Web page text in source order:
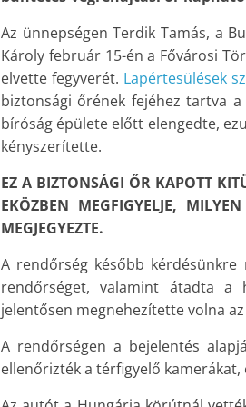
Az ünnepségen Terdik Tamás, a
Károly február 15-én a Fővárosi
elvette fegyverét. Lapértesülések
biztonsági őrének fejéhez tartva
bíróság épülete előtt elengedte,
kényszerítette.
EZ A BIZTONSÁGI ŐR KAPOTT
EKÖZBEN MEGFIGYELJE,
MEGJEGYEZTE.
A rendőrség később
rendőrséget, valamint átadta a
jelentősen megnehezítette volna
A rendőrségen a bejelentés
ellenőrizték a térfigyelő